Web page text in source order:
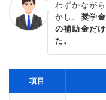
わずかなが
かし、 奨学
の補助金だ
た。
項目